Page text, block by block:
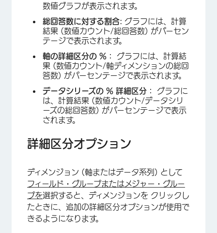
数値グラフが表示されます。
総回答数に対する割合: グラフには、計算
結果 (数値カウント/総回答数) がパーセン
テージで表示されます。
軸の詳細区分の %： グラフには、計算結
果 (数値カウント/軸ディメンションの総回
答数) がパーセンテージで表示されます。
データシリーズの % 詳細区分： グラフに
は、計算結果 (数値カウント/データシリ
ーズの総回答数) がパーセンテージで表示
されます。
詳細区分オプション
ディメンジョン (軸またはデータ系列) として
フィールド・グループまたはメジャー・グルー
プを選択すると、ディメンジョンを クリックし
たときに、追加の詳細区分オプションが使用で
きるようになります。